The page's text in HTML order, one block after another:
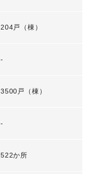
204戸（棟）
-
3500戸（棟）
-
522か所